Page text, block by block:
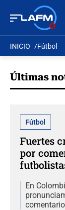
INICIO Fútbol
Últimas
Fútbol
Fuertes
por
En